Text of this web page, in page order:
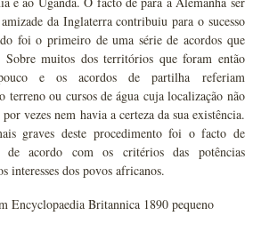
da Inglaterra contribuiu para o sucesso
foi o primeiro de uma série de acordos que
muitos dos territórios que foram então
pouco e os acordos de partilha referiam
terreno ou cursos de água cuja localização não
vezes nem havia a certeza da sua existência.
graves deste procedimento foi o facto de
de acordo com os critérios das potências
interesses dos povos africanos.